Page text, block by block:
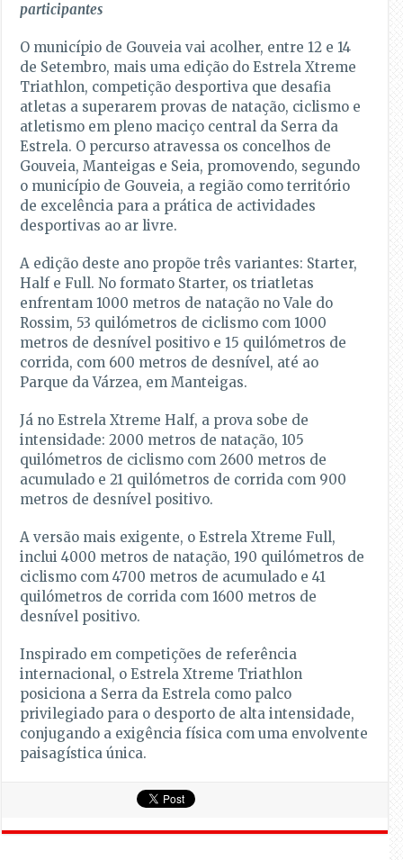
participantes
O município de Gouveia vai acolher, entre 12 e 14
de Setembro, mais uma edição do Estrela Xtreme
Triathlon, competição desportiva que desafia
atletas a superarem provas de natação, ciclismo e
atletismo em pleno maciço central da Serra da
Estrela. O percurso atravessa os concelhos de
Gouveia, Manteigas e Seia, promovendo, segundo
o município de Gouveia, a região como território
de excelência para a prática de actividades
desportivas ao ar livre.
A edição deste ano propõe três variantes: Starter,
Half e Full. No formato Starter, os triatletas
enfrentam 1000 metros de natação no Vale do
Rossim, 53 quilómetros de ciclismo com 1000
metros de desnível positivo e 15 quilómetros de
corrida, com 600 metros de desnível, até ao
Parque da Várzea, em Manteigas.
Já no Estrela Xtreme Half, a prova sobe de
intensidade: 2000 metros de natação, 105
quilómetros de ciclismo com 2600 metros de
acumulado e 21 quilómetros de corrida com 900
metros de desnível positivo.
A versão mais exigente, o Estrela Xtreme Full,
inclui 4000 metros de natação, 190 quilómetros de
ciclismo com 4700 metros de acumulado e 41
quilómetros de corrida com 1600 metros de
desnível positivo.
Inspirado em competições de referência
internacional, o Estrela Xtreme Triathlon
posiciona a Serra da Estrela como palco
privilegiado para o desporto de alta intensidade,
conjugando a exigência física com uma envolvente
paisagística única.